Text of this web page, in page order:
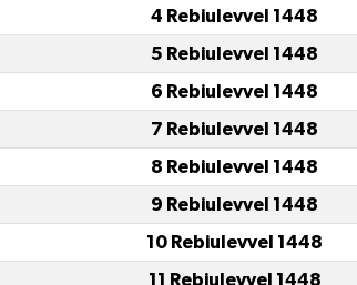
4 Rebiulevvel 1448
5 Rebiulevvel 1448
6 Rebiulevvel 1448
7 Rebiulevvel 1448
8 Rebiulevvel 1448
9 Rebiulevvel 1448
10 Rebiulevvel 1448
11 Rebiulevvel 1448